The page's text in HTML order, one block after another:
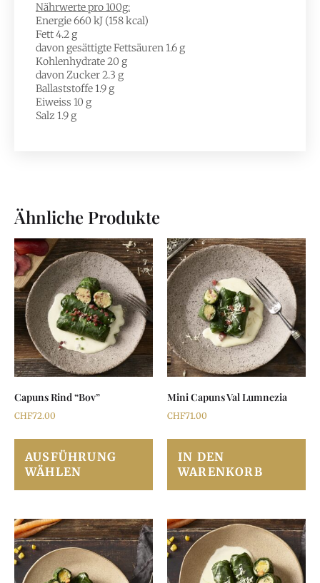
Nährwerte pro 100g:
Energie 660 kJ (158 kcal)
Fett 4.2 g
davon gesättigte Fettsäuren 1.6 g
Kohlenhydrate 20 g
davon Zucker 2.3 g
Ballaststoffe 1.9 g
Eiweiss 10 g
Salz 1.9 g
Ähnliche Produkte
Capuns Rind “Bov”
CHF72.00
AUSFÜHRUNG
WÄHLEN
Mini Capuns Val Lumnezia
CHF71.00
IN DEN
WARENKORB